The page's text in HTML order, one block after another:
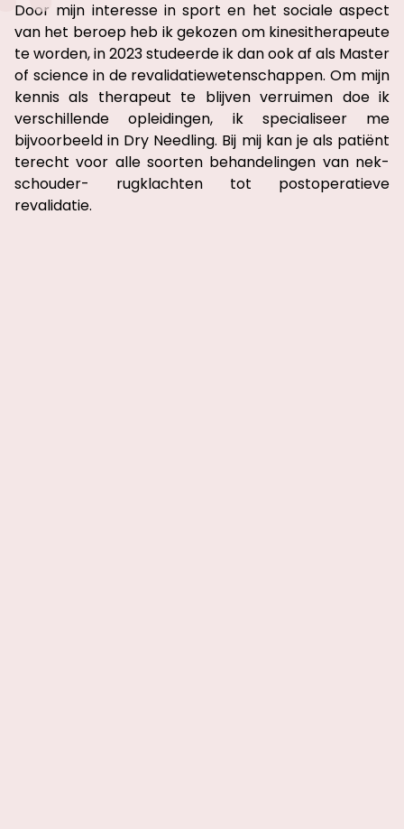
Door mijn interesse in sport en het sociale aspect
van het beroep heb ik gekozen om kinesitherapeute
te worden, in 2023 studeerde ik dan ook af als Master
of science in de revalidatiewetenschappen. Om mijn
kennis als therapeut te blijven verruimen doe ik
verschillende opleidingen, ik specialiseer me
bijvoorbeeld in Dry Needling. Bij mij kan je als patiënt
terecht voor alle soorten behandelingen van nek-
schouder- rugklachten tot postoperatieve
revalidatie.